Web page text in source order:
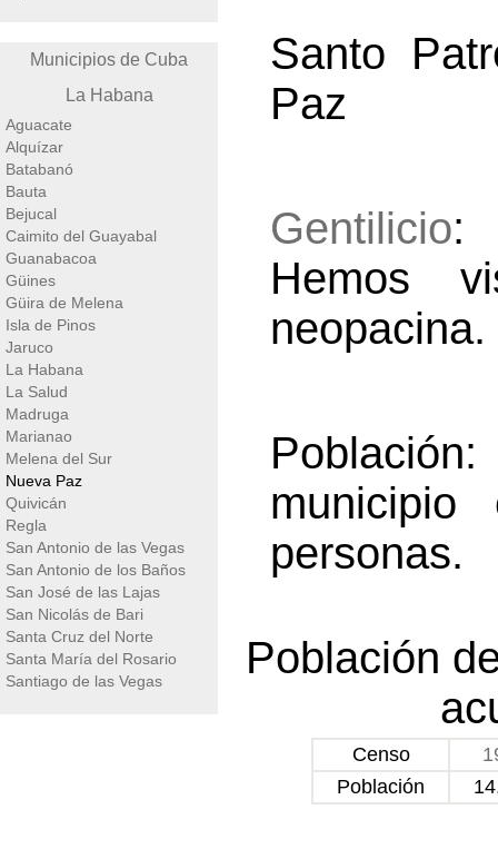
Municipios de Cuba
La Habana
Aguacate
Alquízar
Batabanó
Bauta
Bejucal
Caimito del Guayabal
Guanabacoa
Güines
Güira de Melena
Isla de Pinos
Jaruco
La Habana
La Salud
Madruga
Marianao
Melena del Sur
Nueva Paz
Quivicán
Regla
San Antonio de las Vegas
San Antonio de los Baños
San José de las Lajas
San Nicolás de Bari
Santa Cruz del Norte
Santa María del Rosario
Santiago de las Vegas
Santo
Paz
Gentilicio:
Hemos
neopacina.
personas.
Población
Censo
Población